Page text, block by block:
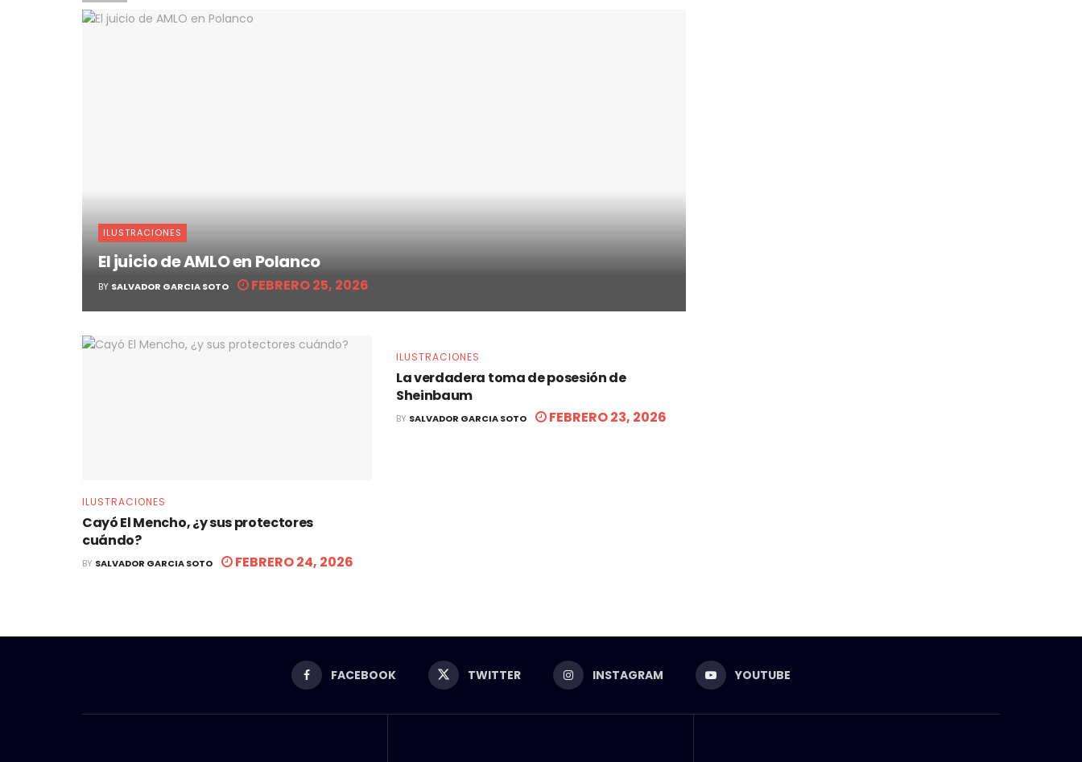
ILUSTRACIONES
El juicio de AMLO en Polanco
BY SALVADOR GARCIA SOTO FEBRERO 25, 2026
ILUSTRACIONES
Cayó El Mencho, ¿y sus protectores
cuándo?
BY SALVADOR GARCIA SOTO FEBRERO 24, 2026
ILUSTRACIONES
La verdadera toma de posesión de
Sheinbaum
BY SALVADOR GARCIA SOTO FEBRERO 23, 2026
FACEBOOK TWITTER INSTAGRAM YOUTUBE